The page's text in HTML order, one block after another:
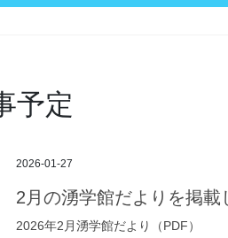
予定
2026-01-27
2月の湧学館だよりを掲載
2026年2月湧学館だより（PDF）